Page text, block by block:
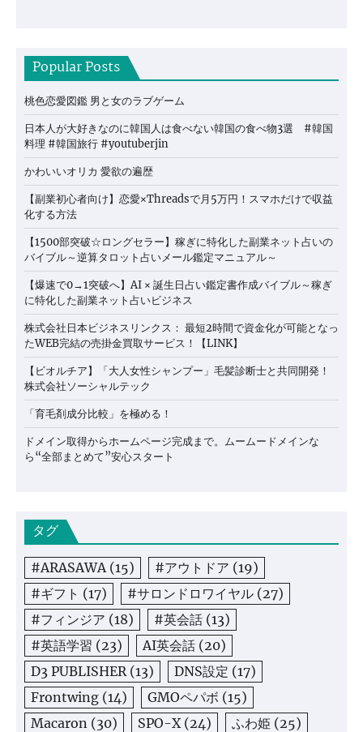
Popular Posts
桃色恋愛図鑑 男と女のラブゲーム
日本人が大好きなのに韓国人は食べない韓国の食べ物3選 #韓国
料理 #韓国旅行 #youtuberjin
かわいいオリカ 愛欲の遍歴
【副業初心者向け】恋愛×Threadsで月5万円！スマホだけで収益
化する方法
【1500部突破☆ロングセラー】稼ぎに特化した副業ネット占いの
バイブル～逆算タロット占いメール鑑定マニュアル～
【爆速で0→1突破へ】AI × 誕生日占い鑑定書作成バイブル～稼ぎ
に特化した副業ネット占いビジネス
株式会社日本ビジネスリンクス： 最短2時間で資金化が可能となっ
たWEB完結の売掛金買取サービス！【LINK】
【ビオルチア】「大人女性シャンプー」毛髪診断士と共同開発！
株式会社ソーシャルテック
「育毛剤成分比較」を極める！
ドメイン取得からホームページ完成まで。ムームードメインな
ら“全部まとめて”安心スタート
タグ
#ARASAWA (15) #アウトドア (19)
#ギフト (17) #サロンドロワイヤル (27)
#フィンジア (18) #英会話 (13)
#英語学習 (23) AI英会話 (20)
D3 PUBLISHER (13) DNS設定 (17)
Frontwing (14) GMOペパボ (15)
Macaron (30) SPO-X (24) ふわ姫 (25)